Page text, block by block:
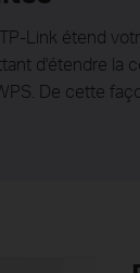
Link étend
d'étendre la
De cette